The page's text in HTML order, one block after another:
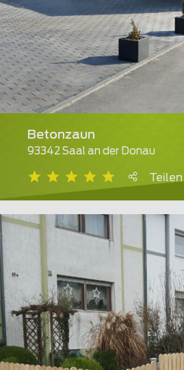
Betonzaun
93342 Saal an der Donau
Teilen